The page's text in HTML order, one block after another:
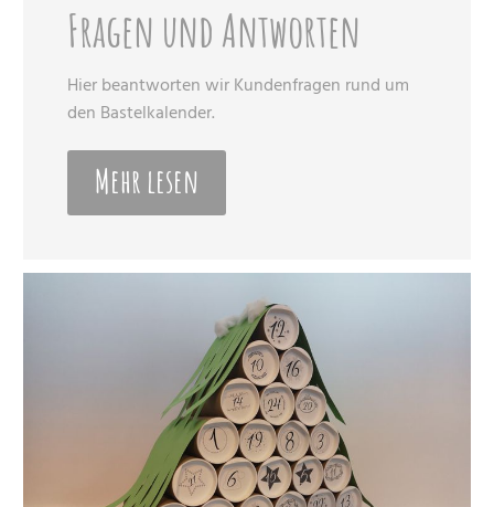
Fragen und Antworten
Hier beantworten wir Kundenfragen rund um
den Bastelkalender.
Mehr lesen